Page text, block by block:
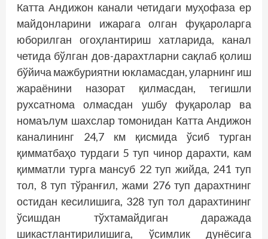
Катта Андижон канали четидаги муҳофаза ер
майдонларини ижарага олган фуқароларга
юборилган огоҳлантириш хатларида, канал
четида бўлган дов-дарахт­ларни сақлаб қолиш
бўйича мажбуриятни юкламасдан, уларнинг иш
жараёнини назорат қилмасдан, тегишли
рухсатнома олмасдан ушбу фуқаролар ва
номаълум шахслар томонидан Катта Андижон
каналининг 24,7 км қисмида ўсиб турган
қимматбаҳо турдаги 5 туп чинор дарахти, кам
қимматли турга мансуб 22 туп жийда, 241 туп
тол, 8 туп тўранғил, жами 276 туп дарахтнинг
остидан кесилишига, 328 туп тол дарахтининг
ўсишдан тўхтамайдиган даражада
шикастлантирилишига, ўсимлик дунёсига